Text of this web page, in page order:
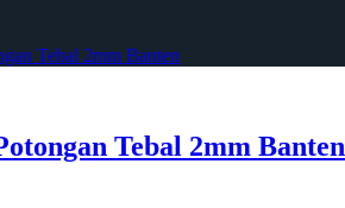
Tebal 2mm Banten
Tebal 2mm Banten